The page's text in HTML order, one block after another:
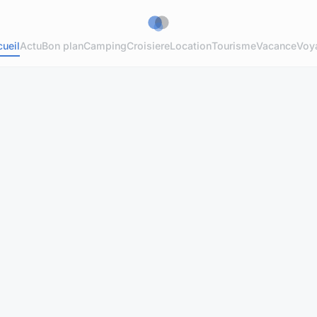
ActuBon planCampingCroisiereLocationTourismeVacance